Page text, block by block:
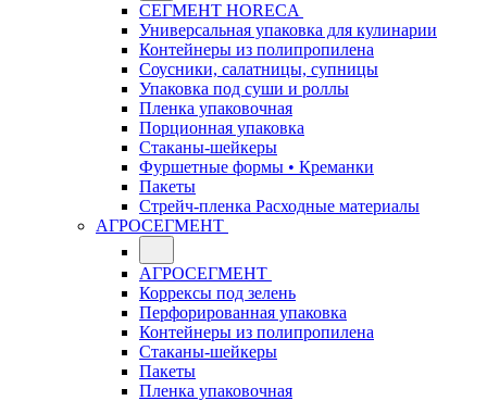
СЕГМЕНТ HORECA
Универсальная упаковка для кулинарии
Контейнеры из полипропилена
Соусники, салатницы, супницы
Упаковка под суши и роллы
Пленка упаковочная
Порционная упаковка
Стаканы-шейкеры
Фуршетные формы • Креманки
Пакеты
Стрейч-пленка Расходные материалы
АГРОСЕГМЕНТ
АГРОСЕГМЕНТ
Коррексы под зелень
Перфорированная упаковка
Контейнеры из полипропилена
Стаканы-шейкеры
Пакеты
Пленка упаковочная